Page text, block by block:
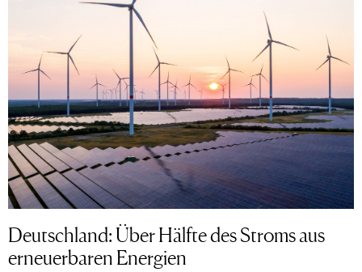
Deutschland: Über Hälfte des Stroms aus
erneuerbaren Energien